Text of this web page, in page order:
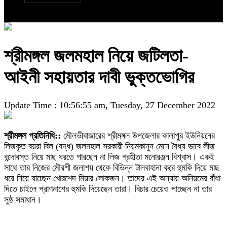
শ্রীমঙ্গল জলমহাল নিয়ে জটিলতা-
আইনী সহায়তার দাবী ভুক্তভোগির
Update Time : 10:56:55 am, Tuesday, 27 December 2022
শ্রীমঙ্গল প্রতিনিধি:: মৌলভীবাজারের শ্রীমঙ্গল উপজেলার কালাপুর ইউনিয়নের
লিজকৃত বয়রা বিল (বদ্ধ) জলমহাল সরকারী নিয়মকানুন মেনে বৈধ্য ভাবে লীজ
বন্দোবস্ত নিয়ে মাছ ধরতে পারছেন না লিজ গ্রহীতা মনোরঞ্জন বিশ্বাস। একই
সাথে তার নিজের মৌরশী জলাশয় থেকে বিভিন্ন টালবাহানা করে হুমকি দিয়ে মাছ
ধরে নিয়ে যাচ্ছেন খোরশেদ মিয়ার লোকজন। তাদের এই অন্যায় অনিয়মের বাঁধা
দিতে চাইলে প্রাণনাশের হুমকি দিয়েছেন তারা। বিচার চেয়েও পাচ্ছেন না তার
সুষ্ঠ সমাধান।